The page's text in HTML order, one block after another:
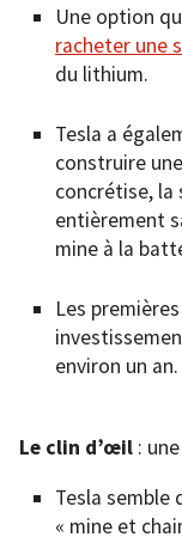
Une option
racheter une
du lithium.
Tesla a
construire
concrétise, la
entièrement
mine à la
Les
environ un an.
Le clin d’œil :
Tesla semble
« mine et